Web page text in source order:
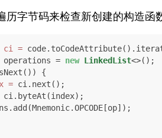
历字节码来检查新创建的构造函
ci =
= new LinkedList
{
= ci.next();